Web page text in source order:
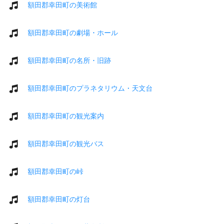
額田郡幸田町の美術館
額田郡幸田町の劇場・ホール
額田郡幸田町の名所・旧跡
額田郡幸田町のプラネタリウム・天文台
額田郡幸田町の観光案内
額田郡幸田町の観光バス
額田郡幸田町の峠
額田郡幸田町の灯台